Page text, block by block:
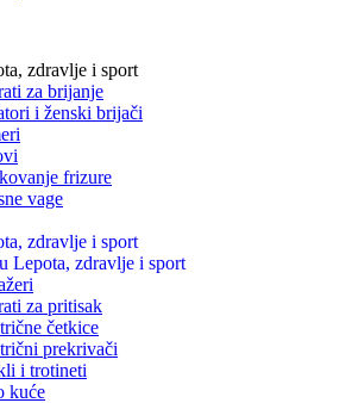
zdravlje i sport
za brijanje
i ženski brijači
frizure
vage
zdravlje i sport
Lepota, zdravlje i sport
za pritisak
četkice
prekrivači
i trotineti
kuće